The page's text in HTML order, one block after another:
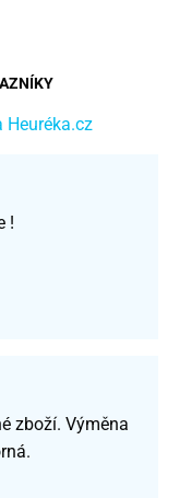
Heuréka.cz
!
zboží. Výměna